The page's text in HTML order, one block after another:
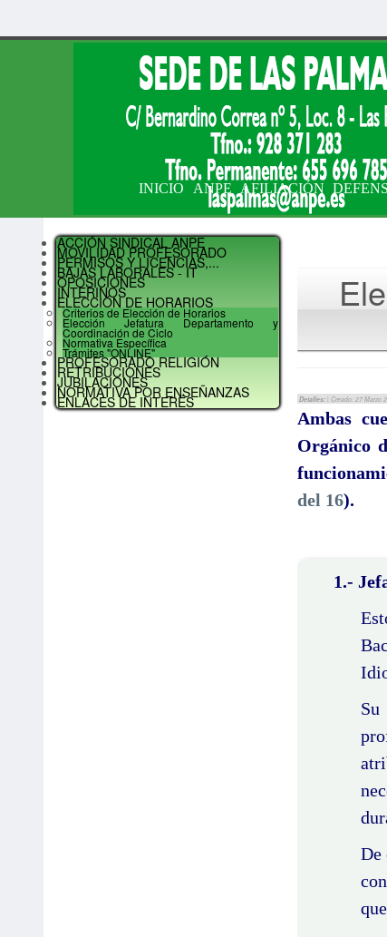
INICIO ANPE AFILIACIÓN
ACCIÓN SINDICAL ANPE
MOVILIDAD PROFESORADO
PERMISOS Y LICENCIAS,...
BAJAS LABORALES - IT
OPOSICIONES
INTERINOS
ELECCIÓN DE HORARIOS
Criterios de Elección de Horarios
Elección Jefatura Departamento y
Coordinación de Ciclo
Normativa Específica
Trámites "ONLINE"
PROFESORADO RELIGIÓN
RETRIBUCIONES
JUBILACIONES
NORMATIVA POR ENSEÑANZAS
ENLACES DE INTERÉS Detalles: | Creado: 27 Marzo
Ambas
Orgánico
del 16).
1.-
Su
De